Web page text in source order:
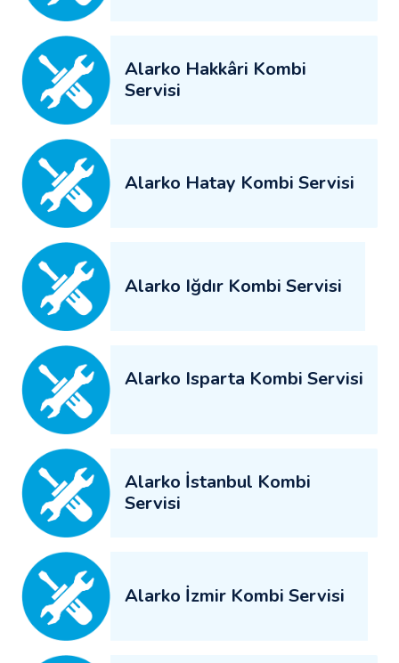
Alarko Hakkâri Kombi
Servisi
Alarko Hatay Kombi Servisi
Alarko Iğdır Kombi Servisi
Alarko Isparta Kombi Servisi
Alarko İstanbul Kombi
Servisi
Alarko İzmir Kombi Servisi